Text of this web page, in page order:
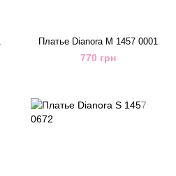
Платье Dianora M 1457 0001
770 грн